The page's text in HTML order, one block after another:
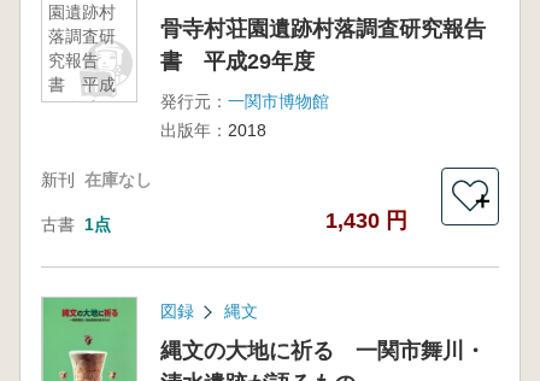
園遺跡村
落調査研
究報告
書 平成
29年度
骨寺村荘園遺跡村落調査研究報告
書 平成29年度
発行元： 一関市博物館
出版年： 2018
新刊 在庫なし
古書 1点 1,430 円
＋
図録 縄文
縄文の大地に祈る 一関市舞川・